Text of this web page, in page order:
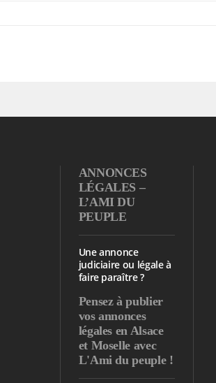
ANNONCES
LÉGALES –
L’AMI DU
PEUPLE
Une annonce
judiciaire ou légale à
faire paraître ?
Pensez à publier
vos annonces
légales en Alsace
et Moselle avec
L'Ami du peuple !